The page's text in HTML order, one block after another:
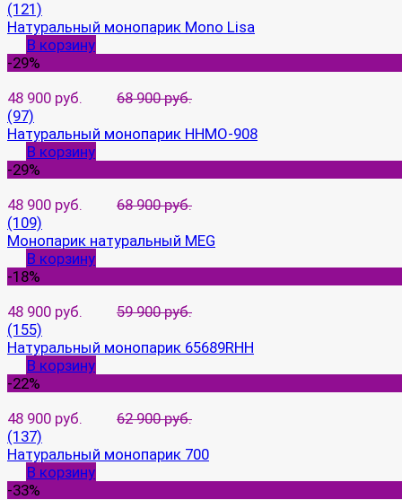
(121)
Натуральный монопарик Mono Lisa
В корзину
-29%
48 900 руб.
68 900 руб.
(97)
Натуральный монопарик HHMO-908
В корзину
-29%
48 900 руб.
68 900 руб.
(109)
Монопарик натуральный MEG
В корзину
-18%
48 900 руб.
59 900 руб.
(155)
Натуральный монопарик 65689RHH
В корзину
-22%
48 900 руб.
62 900 руб.
(137)
Натуральный монопарик 700
В корзину
-33%